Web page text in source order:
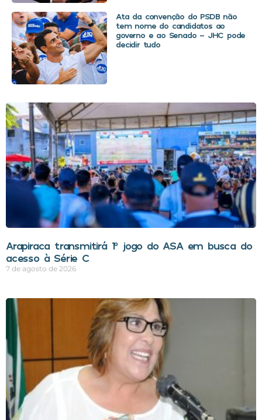
Ata da convenção do PSDB não
tem nome do candidatos ao
governo e ao Senado – JHC pode
decidir tudo
Arapiraca transmitirá 1º jogo do ASA em busca do
acesso à Série C
7 de agosto de 2026